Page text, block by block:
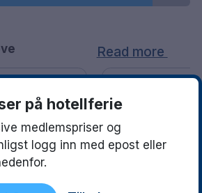
Read more
fint rom. Rent
God frokost!
20 May 2024
Godt hotell,
frokosten
på hotellferie
medlemspriser og
logg inn med epost eller